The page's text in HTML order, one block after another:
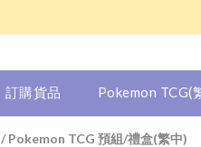
訂購貨品 Pokemon TCG(
/Pokemon TCG 預組/禮盒(繁中)